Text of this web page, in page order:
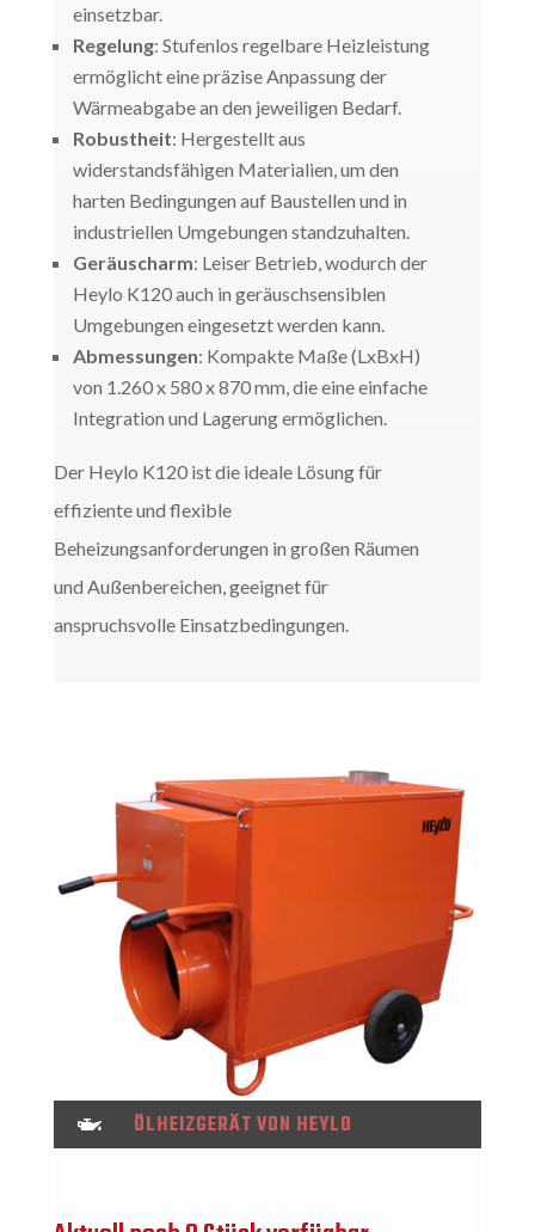
einsetzbar.
Regelung: Stufenlos regelbare Heizleistung
ermöglicht eine präzise Anpassung der
Wärmeabgabe an den jeweiligen Bedarf.
Robustheit: Hergestellt aus
widerstandsfähigen Materialien, um den
harten Bedingungen auf Baustellen und in
industriellen Umgebungen standzuhalten.
Geräuscharm: Leiser Betrieb, wodurch der
Heylo K120 auch in geräuschsensiblen
Umgebungen eingesetzt werden kann.
Abmessungen: Kompakte Maße (LxBxH)
von 1.260 x 580 x 870 mm, die eine einfache
Integration und Lagerung ermöglichen.
Der Heylo K120 ist die ideale Lösung für
effiziente und flexible
Beheizungsanforderungen in großen Räumen
und Außenbereichen, geeignet für
anspruchsvolle Einsatzbedingungen.
 ÖLHEIZGERÄT VON HEYLO